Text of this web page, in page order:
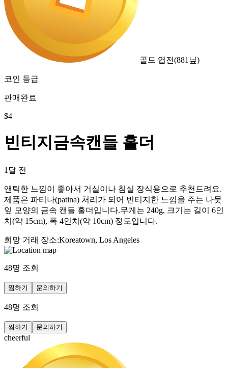
골드 엽전(881 닢)
코인 등급
판매완료
$4
빈티지금속캔들 홀더
1달 전
앤틱한 느낌이 좋아서 거실이나 침실 장식용으로 추천드려요.
제품은 파티나(patina) 처리가 되어 빈티지한 느낌을 주는 나뭇
잎 모양의 금속 캔들 홀더입니다.무게는 240g, 크기는 길이 6인
치(약 15cm), 폭 4인치(약 10cm) 정도입니다.
희망 거래 장소:Koreatown, Los Angeles
48명 조회
찜하기 문의하기
48명 조회
찜하기 문의하기
cheerful